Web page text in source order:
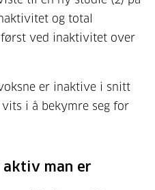
og total
først ved inaktivitet over
er inaktive i snitt
i å bekymre seg for
man er